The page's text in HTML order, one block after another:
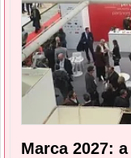
Marca 2027: